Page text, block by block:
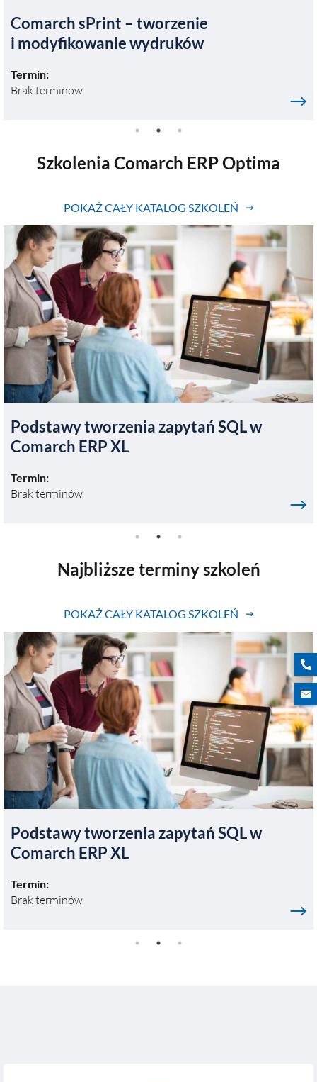
Comarch sPrint – tworzenie
i modyfikowanie wydruków
Termin:
Brak terminów
Szkolenia Comarch ERP Optima
POKAŻ CAŁY KATALOG SZKOLEŃ
Podstawy tworzenia zapytań SQL w
Comarch ERP XL
Termin:
Brak terminów
Najbliższe terminy szkoleń
POKAŻ CAŁY KATALOG SZKOLEŃ
Podstawy tworzenia zapytań SQL w
Comarch ERP XL
Termin:
Brak terminów